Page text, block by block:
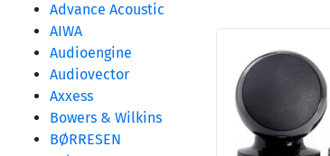
Advance Acoustic
AIWA
Audioengine
Audiovector
Axxess
Bowers & Wilkins
BØRRESEN